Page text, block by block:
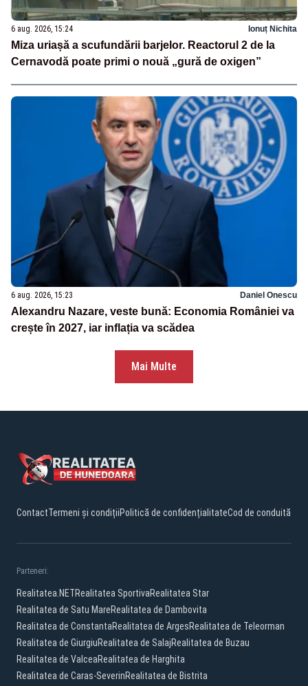
6 aug. 2026, 15:24 Ionuț Nichita
Miza uriașă a scufundării barjelor. Reactorul 2 de la
Cernavodă poate primi o nouă „gură de oxigen”
6 aug. 2026, 15:23 Daniel Onescu
Alexandru Nazare, veste bună: Economia României va
crește în 2027, iar inflația va scădea
Mai Multe
ContactTermeni și condițiiPolitică de confidențialitateCod de conduită
Parteneri:
Realitatea.NETRealitatea SportivaRealitatea Star
Realitatea de Satu MareRealitatea de Dambovita
Realitatea de ConstantaRealitatea de ArgesRealitatea de Teleorman
Realitatea de GiurgiuRealitatea de SalajRealitatea de Buzau
Realitatea de ValceaRealitatea de Harghita
Realitatea de Caras-SeverinRealitatea de Bistrita